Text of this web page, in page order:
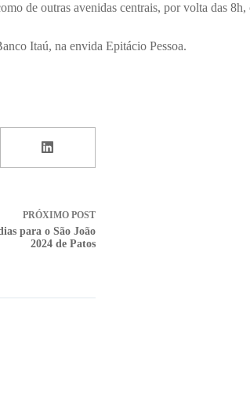
de outras avenidas centrais, por volta das
Itaú, na envida Epitácio Pessoa.
PRÓXIMO POST
para o São João
2024 de Patos